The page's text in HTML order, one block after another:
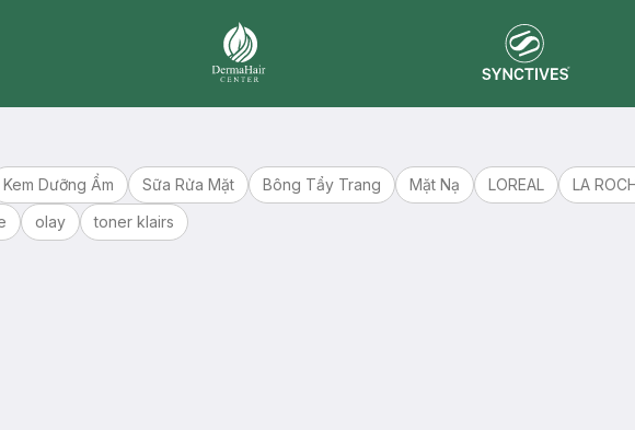
Kem Dưỡng Ẩm Sữa Rửa Mặt Bông Tẩy Trang Mặt Nạ LOREAL LA
olay toner klairs